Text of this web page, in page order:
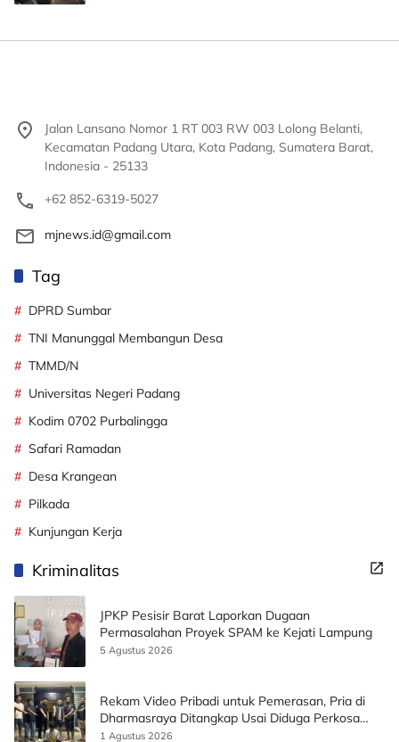
Jalan Lansano Nomor 1 RT 003 RW 003 Lolong Belanti,
Kecamatan Padang Utara, Kota Padang, Sumatera Barat,
Indonesia - 25133
+62 852-6319-5027
mjnews.id@gmail.com
Tag
DPRD Sumbar
TNI Manunggal Membangun Desa
TMMD/N
Universitas Negeri Padang
Kodim 0702 Purbalingga
Safari Ramadan
Desa Krangean
Pilkada
Kunjungan Kerja
Kriminalitas
JPKP Pesisir Barat Laporkan Dugaan
Permasalahan Proyek SPAM ke Kejati Lampung
5 Agustus 2026
Rekam Video Pribadi untuk Pemerasan, Pria di
Dharmasraya Ditangkap Usai Diduga Perkosa
Korban
1 Agustus 2026